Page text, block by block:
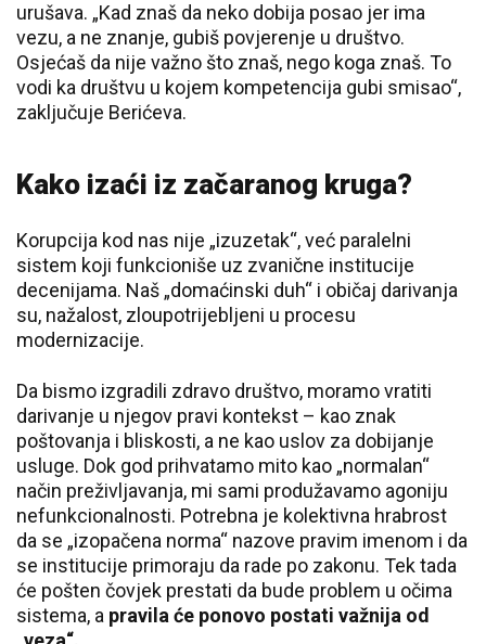
urušava. „Kad znaš da neko dobija posao jer ima
vezu, a ne znanje, gubiš povjerenje u društvo.
Osjećaš da nije važno što znaš, nego koga znaš. To
vodi ka društvu u kojem kompetencija gubi smisao“,
zaključuje Berićeva.
Kako izaći iz začaranog kruga?
Korupcija kod nas nije „izuzetak“, već paralelni
sistem koji funkcioniše uz zvanične institucije
decenijama. Naš „domaćinski duh“ i običaj darivanja
su, nažalost, zloupotrijebljeni u procesu
modernizacije.
Da bismo izgradili zdravo društvo, moramo vratiti
darivanje u njegov pravi kontekst – kao znak
poštovanja i bliskosti, a ne kao uslov za dobijanje
usluge. Dok god prihvatamo mito kao „normalan“
način preživljavanja, mi sami produžavamo agoniju
nefunkcionalnosti. Potrebna je kolektivna hrabrost
da se „izopačena norma“ nazove pravim imenom i da
se institucije primoraju da rade po zakonu. Tek tada
će pošten čovjek prestati da bude problem u očima
sistema, a pravila će ponovo postati važnija od